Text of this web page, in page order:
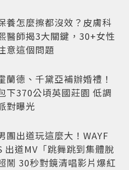
養怎麼擦都沒效？皮膚科
醫師揭3大關鍵，30+女性
意這個問題
蘭德、千黛亞補辦婚禮！
下370公頃英國莊園 低調
對曝光
團出道玩這麼大！WAYF
出道MV「跳舞跳到集體脫
鬧 30秒對鏡清唱影片爆紅